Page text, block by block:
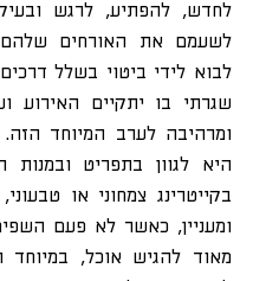
לחדש, להפתיע, לרגש
לשעמם את האורחים שלהם.
לבוא לידי ביטוי בשלל
שגרתי בו יתקיים האירוע
ומרהיבה לערב המיוחד הזה.
היא לגוון בתפריט ובמנות
בקייטרינג צמחוני או
ומעניין, כאשר לא פעם
מאוד להגיש אוכל, במיוחד